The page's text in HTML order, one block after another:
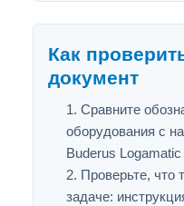
Как
документ
Сравните
оборудования с
Buderus
Проверьте, что
задаче: